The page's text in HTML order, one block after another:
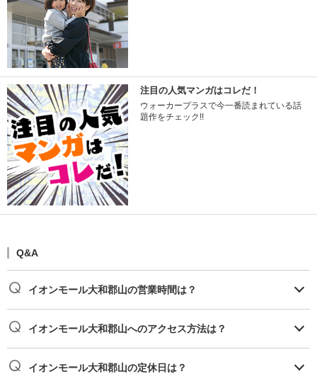
注目の人気マンガはコレだ！
ウォーカープラスで今一番読まれている話
題作をチェック!!
Q&A
イオンモール大和郡山の営業時間は？
イオンモール大和郡山へのアクセス方法は？
イオンモール大和郡山の定休日は？